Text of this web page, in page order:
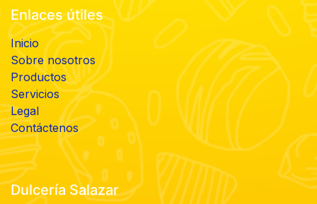
Enlaces útiles
Inicio
Sobre nosotros
Productos
Servicios
Legal
Contáctenos
Dulcería Salazar